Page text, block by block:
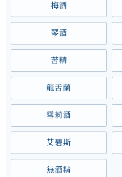
梅酒
琴酒
苦精
龍舌蘭
雪莉酒
艾碧斯
無酒精